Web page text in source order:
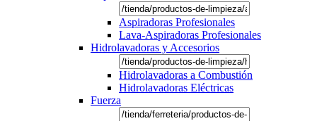
Aspiradoras Profesionales
Lava-Aspiradoras Profesionales
Hidrolavadoras y Accesorios
Hidrolavadoras a Combustión
Hidrolavadoras Eléctricas
Fuerza